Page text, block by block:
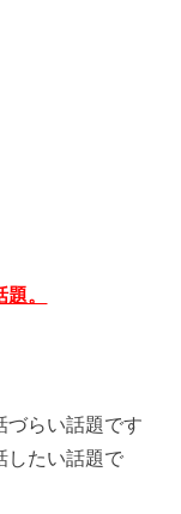
。
づらい話題です
したい話題で